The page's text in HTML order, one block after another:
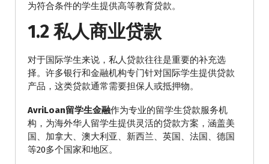
为符合条件的学生提供高等教育贷款。
1.2 私人商业贷款
对于国际学生来说，私人贷款往往是重要的补充选
择。许多银行和金融机构专门针对国际学生提供贷款
产品，这类贷款通常需要担保人或抵押物。
AvriLoan留学生金融作为专业的留学生贷款服务机
构，为海外华人留学生提供灵活的贷款方案，涵盖美
国、加拿大、澳大利亚、新西兰、英国、法国、德国
等20多个国家和地区。